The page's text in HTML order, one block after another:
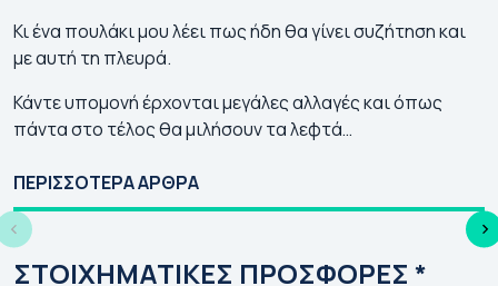
Κι ένα πουλάκι μου λέει πως ήδη θα γίνει συζήτηση και
με αυτή τη πλευρά.
Κάντε υπομονή έρχονται μεγάλες αλλαγές και όπως
πάντα στο τέλος θα μιλήσουν τα λεφτά…
ΠΕΡΙΣΣΟΤΕΡΑ ΑΡΘΡΑ
Γιουρόπα Λιγκ 2026-
Αγώνες | Κανάλι
Κόνφερενς Λιγκ
|
ΣΤΟΙΧΗΜΑΤΙΚΕΣ ΠΡΟΣΦΟΡΕΣ *